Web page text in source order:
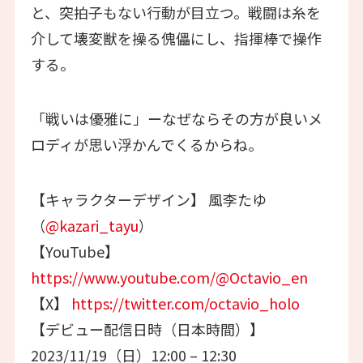
と、突拍子もない行動が目立つ。戦闘は糸を
介して壊変獣を操る傀儡にし、指揮棒で操作
する。
「戦いは優雅に」ーなぜならその方が良いメ
ロディが思い浮かんでくるからね。
【キャラクターデザイン】 風李たゆ
（@kazari_tayu）
【YouTube】
https://www.youtube.com/@Octavio_en
【X】 https://twitter.com/octavio_holo
【デビュー配信日時（日本時間）】
2023/11/19（日）12:00 – 12:30